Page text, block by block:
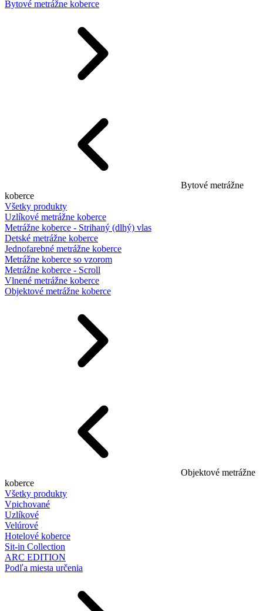
Bytové metrážne koberce
Bytové metrážne
koberce
Všetky produkty
Uzlíkové metrážne koberce
Metrážne koberce - Strihaný (dlhý) vlas
Detské metrážne koberce
Jednofarebné metrážne koberce
Metrážne koberce so vzorom
Metrážne koberce - Scroll
Vlnené metrážne koberce
Objektové metrážne koberce
Objektové metrážne
koberce
Všetky produkty
Vpichované
Uzlíkové
Velúrové
Hotelové koberce
Sit-in Collection
ARC EDITION
Podľa miesta určenia